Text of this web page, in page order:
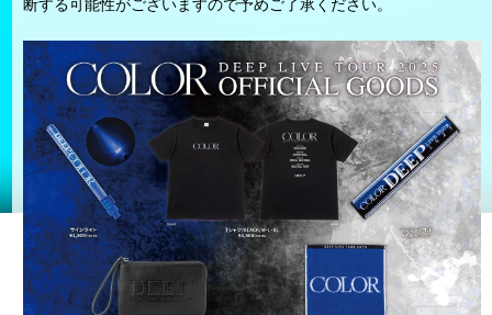
断する可能性がございますので予めご了承ください。